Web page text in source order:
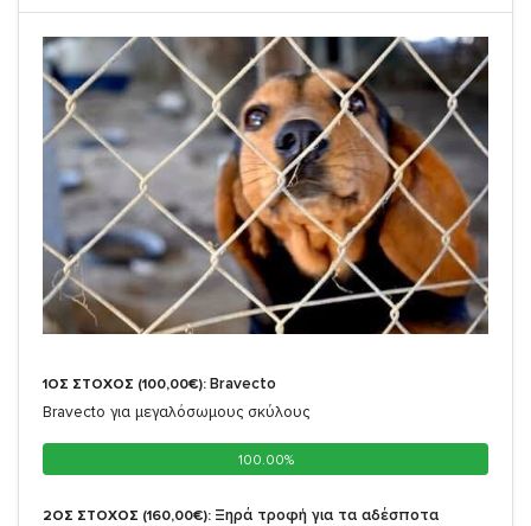
1ΟΣ ΣΤΟΧΟΣ (100,00€): Bravecto
Bravecto για μεγαλόσωμους σκύλους
100.00%
100.00%
2ΟΣ ΣΤΟΧΟΣ (160,00€): Ξηρά τροφή για τα αδέσποτα